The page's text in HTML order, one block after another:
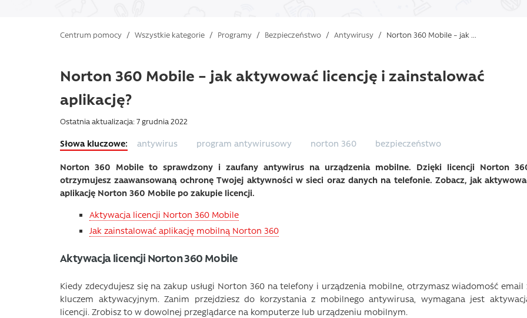
Centrum pomocy / Wszystkie kategorie / Programy / Bezpieczeństwo / Antywirusy / Norton 360 Mobile – jak ...
Norton 360 Mobile – jak aktywować licencję i zainstalować
aplikację?
Ostatnia aktualizacja: 7 grudnia 2022
antywirus program antywirusowy norton 360
bezpieczeństwo
Norton 360 Mobile to sprawdzony i zaufany antywirus na urządzenia mobilne. Dzięki licencji Norton
otrzymujesz zaawansowaną ochronę Twojej aktywności w sieci oraz danych na telefonie. Zobacz, jak
aplikację Norton 360 Mobile po zakupie licencji.
Aktywacja licencji Norton 360 Mobile
Jak zainstalować aplikację mobilną Norton 360
Aktywacja licencji Norton 360 Mobile
Kiedy zdecydujesz się na zakup usługi Norton 360 na telefony i urządzenia mobilne, otrzymasz wiadomość email
kluczem aktywacyjnym. Zanim przejdziesz do korzystania z mobilnego antywirusa, wymagana jest
licencji. Zrobisz to w dowolnej przeglądarce na komputerze lub urządzeniu mobilnym.